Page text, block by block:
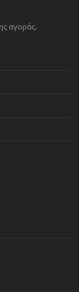
αγοράς.